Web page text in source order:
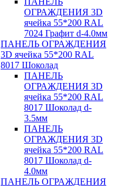
ОГРАЖДЕНИЯ 3D
ячейка 55*200 RAL
7024 Графит d-4.0мм
ПАНЕЛЬ ОГРАЖДЕНИЯ
3D ячейка 55*200 RAL
8017 Шоколад
ПАНЕЛЬ
ОГРАЖДЕНИЯ 3D
ячейка 55*200 RAL
8017 Шоколад d-
3.5мм
ПАНЕЛЬ
ОГРАЖДЕНИЯ 3D
ячейка 55*200 RAL
8017 Шоколад d-
4.0мм
ПАНЕЛЬ ОГРАЖДЕНИЯ